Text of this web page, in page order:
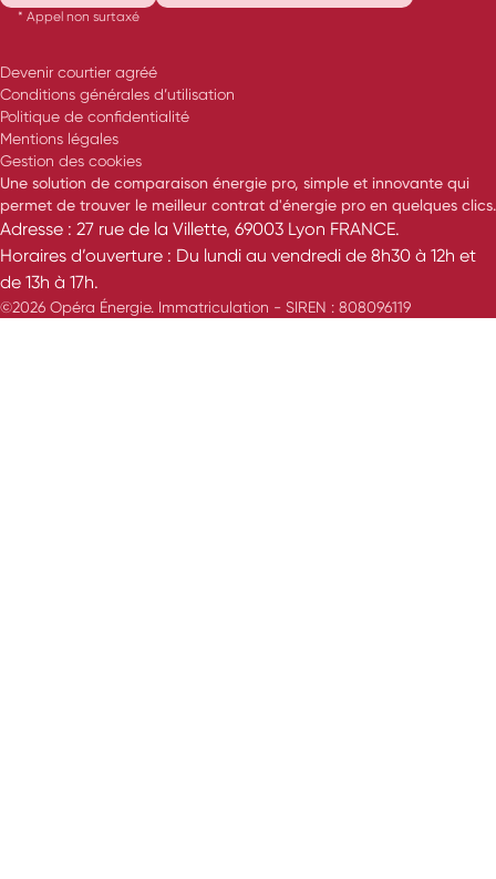
* Appel non surtaxé
Devenir courtier agréé
Conditions générales d’utilisation
Politique de confidentialité
Mentions légales
Gestion des cookies
Une solution de comparaison énergie pro, simple et innovante qui
permet de trouver le meilleur contrat d'énergie pro en quelques clics.
Adresse : 27 rue de la Villette, 69003 Lyon FRANCE.
Horaires d’ouverture : Du lundi au vendredi de 8h30 à 12h et
de 13h à 17h.
©2026 Opéra Énergie. Immatriculation - SIREN : 808096119